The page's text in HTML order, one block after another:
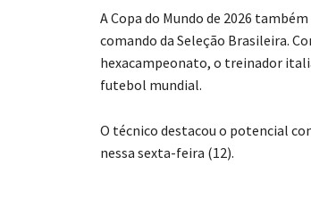
A Copa do Mundo de 2026
comando da Seleção Brasileira.
hexacampeonato, o treinador
futebol mundial.
O técnico destacou o potencial
nessa sexta-feira (12).